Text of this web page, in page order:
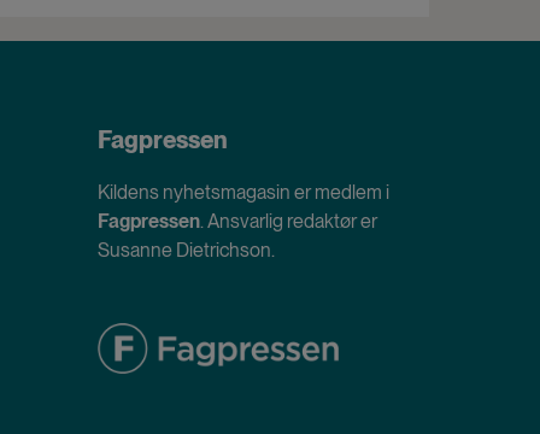
Fagpressen
Kildens nyhetsmagasin er medlem i
Fagpressen. Ansvarlig redaktør er
Susanne Dietrichson.